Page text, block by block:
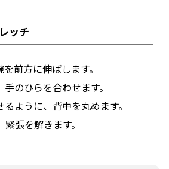
ッチ
前方に伸ばします。
のひらを合わせます。
ように、背中を丸めます。
張を解きます。